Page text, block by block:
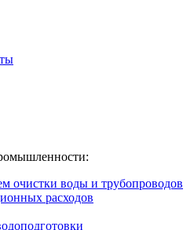
очистки воды и трубопроводов
расходов